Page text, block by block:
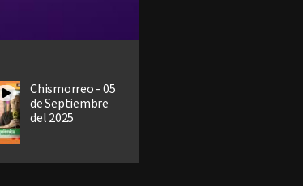
Chismorreo - 05
de Septiembre
del 2025